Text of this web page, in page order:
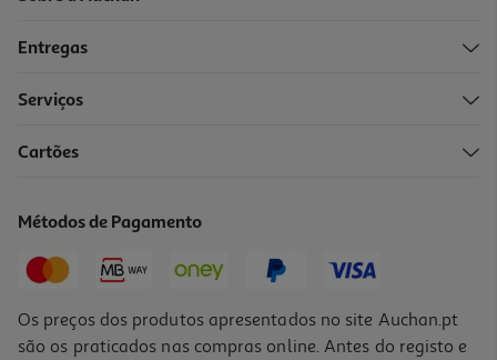
Entregas
Serviços
Cartões
Métodos de Pagamento
Os preços dos produtos apresentados no site Auchan.pt
são os praticados nas compras online. Antes do registo e